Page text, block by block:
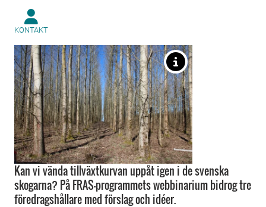
KONTAKT
Kan vi vända tillväxtkurvan uppåt igen i de svenska
skogarna? På FRAS-programmets webbinarium bidrog tre
föredragshållare med förslag och idéer.